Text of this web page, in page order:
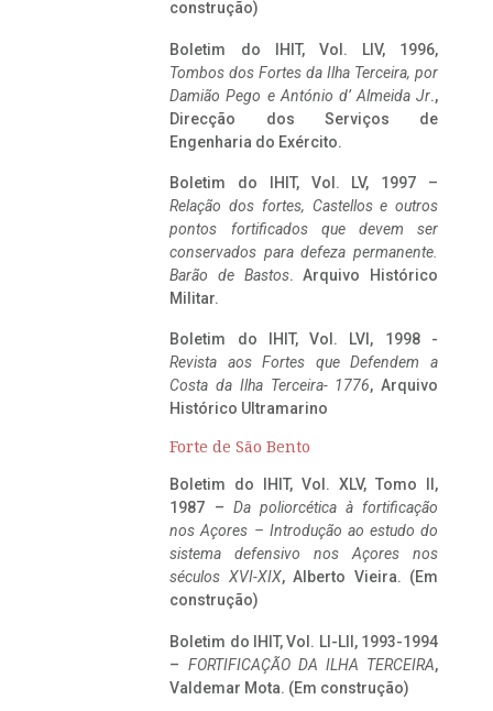
construção)
Boletim do IHIT, Vol. LIV, 1996,
Tombos dos Fortes da Ilha Terceira, por
Damião Pego e António d’ Almeida Jr.,
Direcção dos Serviços de
Engenharia do Exército.
Boletim do IHIT, Vol. LV, 1997 –
Relação dos fortes, Castellos e outros
pontos fortificados que devem ser
conservados para defeza permanente.
Barão de Bastos. Arquivo Histórico
Militar.
Boletim do IHIT, Vol. LVI, 1998 -
Revista aos Fortes que Defendem a
Costa da Ilha Terceira- 1776, Arquivo
Histórico Ultramarino
Forte de São Bento
Boletim do IHIT, Vol. XLV, Tomo II,
1987 – Da poliorcética à fortificação
nos Açores – Introdução ao estudo do
sistema defensivo nos Açores nos
séculos XVI-XIX, Alberto Vieira. (Em
construção)
Boletim do IHIT, Vol. LI-LII, 1993-1994
– FORTIFICAÇÃO DA ILHA TERCEIRA,
Valdemar Mota. (Em construção)